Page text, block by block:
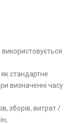
стандартне
визначенні часу
зборів, витрат /